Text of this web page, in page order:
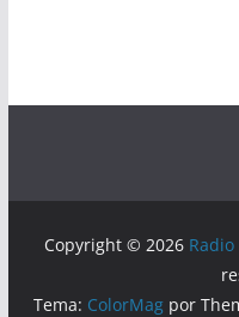
Copyright © 2026
Tema: ColorMag por